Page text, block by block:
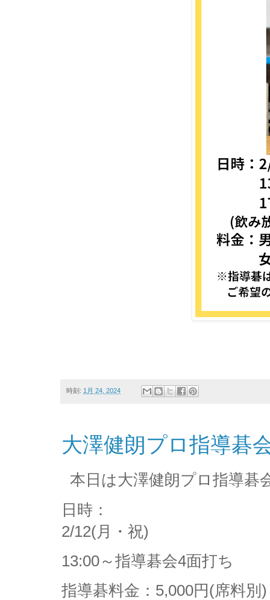
時刻: 1月 24, 2024
大澤健朗プロ指導碁
本日は大澤健朗プロ指導碁
日時：
2/12(月・祝)
13:00～指導碁会4面打ち
指導碁料金：5,000円(席料別)